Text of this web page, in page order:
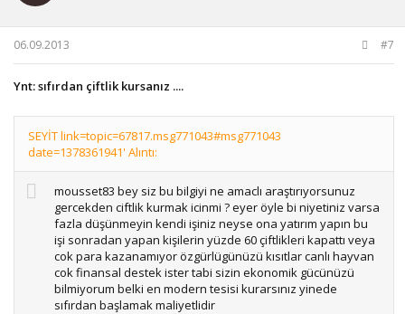
06.09.2013 #7
Ynt: sıfırdan çiftlik kursanız ....
SEYİT link=topic=67817.msg771043#msg771043
date=1378361941' Alıntı:
mousset83 bey siz bu bilgiyi ne amaclı araştırıyorsunuz
gercekden ciftlik kurmak icinmi ? eyer öyle bi niyetiniz varsa
fazla düşünmeyin kendi işiniz neyse ona yatırım yapın bu
işi sonradan yapan kişilerin yüzde 60 çiftlikleri kapattı veya
cok para kazanamıyor özgürlügünüzü kısıtlar canlı hayvan
cok finansal destek ister tabi sizin ekonomik gücünüzü
bilmiyorum belki en modern tesisi kurarsınız yinede
sıfırdan başlamak maliyetlidir